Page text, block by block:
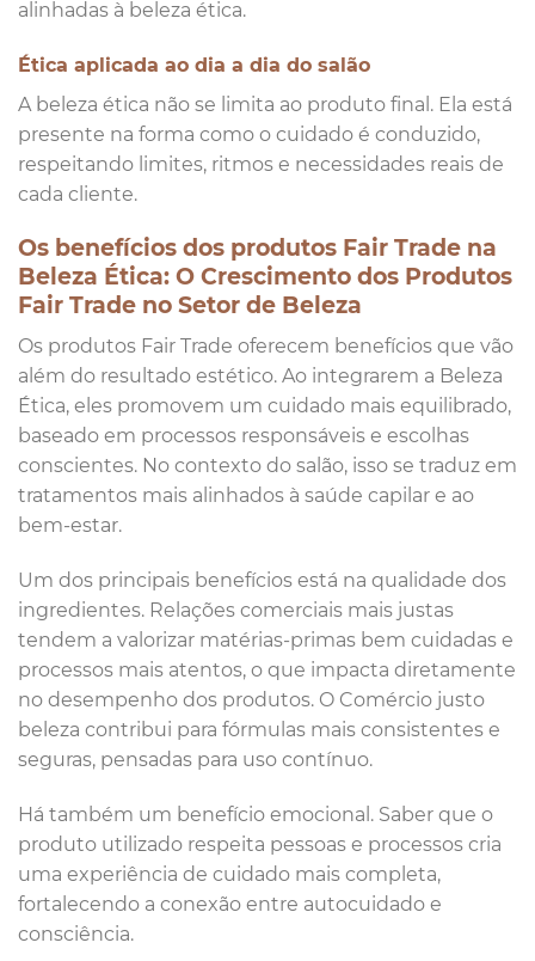
alinhadas à beleza ética.
Ética aplicada ao dia a dia do salão
A beleza ética não se limita ao produto final. Ela está
presente na forma como o cuidado é conduzido,
respeitando limites, ritmos e necessidades reais de
cada cliente.
Os benefícios dos produtos Fair Trade na
Beleza Ética: O Crescimento dos Produtos
Fair Trade no Setor de Beleza
Os produtos Fair Trade oferecem benefícios que vão
além do resultado estético. Ao integrarem a Beleza
Ética, eles promovem um cuidado mais equilibrado,
baseado em processos responsáveis e escolhas
conscientes. No contexto do salão, isso se traduz em
tratamentos mais alinhados à saúde capilar e ao
bem-estar.
Um dos principais benefícios está na qualidade dos
ingredientes. Relações comerciais mais justas
tendem a valorizar matérias-primas bem cuidadas e
processos mais atentos, o que impacta diretamente
no desempenho dos produtos. O Comércio justo
beleza contribui para fórmulas mais consistentes e
seguras, pensadas para uso contínuo.
Há também um benefício emocional. Saber que o
produto utilizado respeita pessoas e processos cria
uma experiência de cuidado mais completa,
fortalecendo a conexão entre autocuidado e
consciência.